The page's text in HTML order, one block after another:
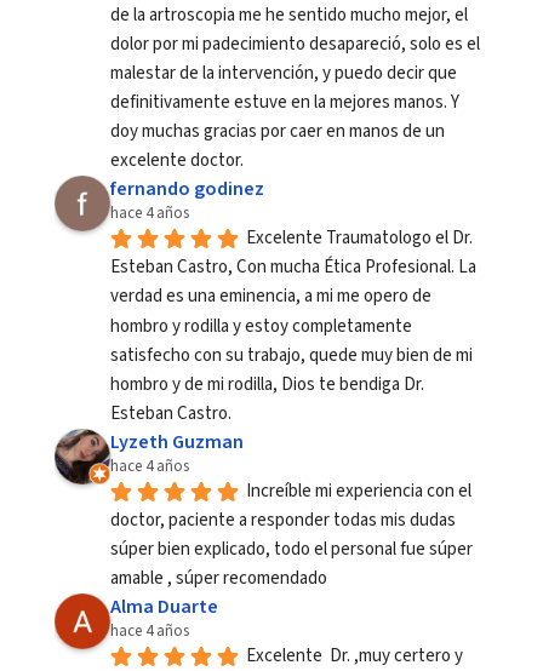
de la artroscopia me he sentido mucho mejor, el
dolor por mi padecimiento desapareció, solo es el
malestar de la intervención, y puedo decir que
definitivamente estuve en la mejores manos. Y
doy muchas gracias por caer en manos de un
excelente doctor.
fernando godinez
hace 4 años
Excelente Traumatologo el Dr.
Esteban Castro, Con mucha Ética Profesional. La
verdad es una eminencia, a mi me opero de
hombro y rodilla y estoy completamente
satisfecho con su trabajo, quede muy bien de mi
hombro y de mi rodilla, Dios te bendiga Dr.
Esteban Castro.
Lyzeth Guzman
hace 4 años
Increíble mi experiencia con el
doctor, paciente a responder todas mis dudas
súper bien explicado, todo el personal fue súper
amable , súper recomendado
Alma Duarte
hace 4 años
Excelente  Dr. ,muy certero y